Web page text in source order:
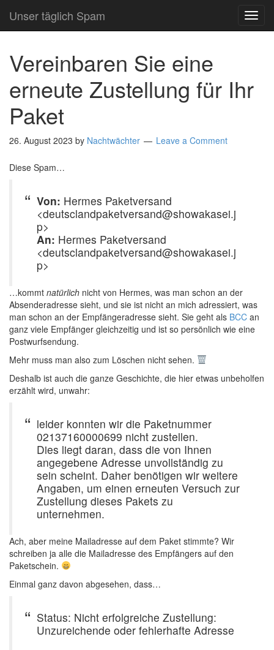
Unser täglich Spam
Vereinbaren Sie eine
erneute Zustellung für Ihr
Paket
26. August 2023 by Nachtwächter Leave a Comment
Diese Spam…
Von: Hermes Paketversand
<deutsclandpaketversand@showakasei.j
p>
An: Hermes Paketversand
<deutsclandpaketversand@showakasei.j
p>
…kommt natürlich nicht von Hermes, was man schon an der
Absenderadresse sieht, und sie ist nicht an mich adressiert, was
man schon an der Empfängeradresse sieht. Sie geht als BCC an
ganz viele Empfänger gleichzeitig und ist so persönlich wie eine
Postwurfsendung.
Mehr muss man also zum Löschen nicht sehen.
Deshalb ist auch die ganze Geschichte, die hier etwas unbeholfen
erzählt wird, unwahr:
leider konnten wir die Paketnummer
02137160000699 nicht zustellen.
Dies liegt daran, dass die von Ihnen
angegebene Adresse unvollständig zu
sein scheint. Daher benötigen wir weitere
Angaben, um einen erneuten Versuch zur
Zustellung dieses Pakets zu
unternehmen.
Ach, aber meine Mailadresse auf dem Paket stimmte? Wir
schreiben ja alle die Mailadresse des Empfängers auf den
Paketschein.
Einmal ganz davon abgesehen, dass…
Status: Nicht erfolgreiche Zustellung:
Unzureichende oder fehlerhafte Adresse